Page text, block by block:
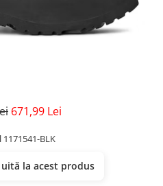
671,99 Lei
BLK
la acest produs